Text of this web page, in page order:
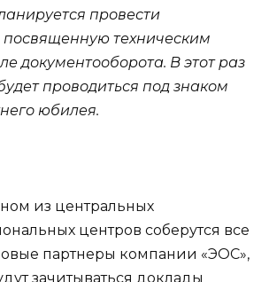
провести
техническим
документооборота. В этот раз
проводиться под знаком
юбилея.
из центральных
центров соберутся все
партнеры компании «ЭОС»,
зачитываться доклады